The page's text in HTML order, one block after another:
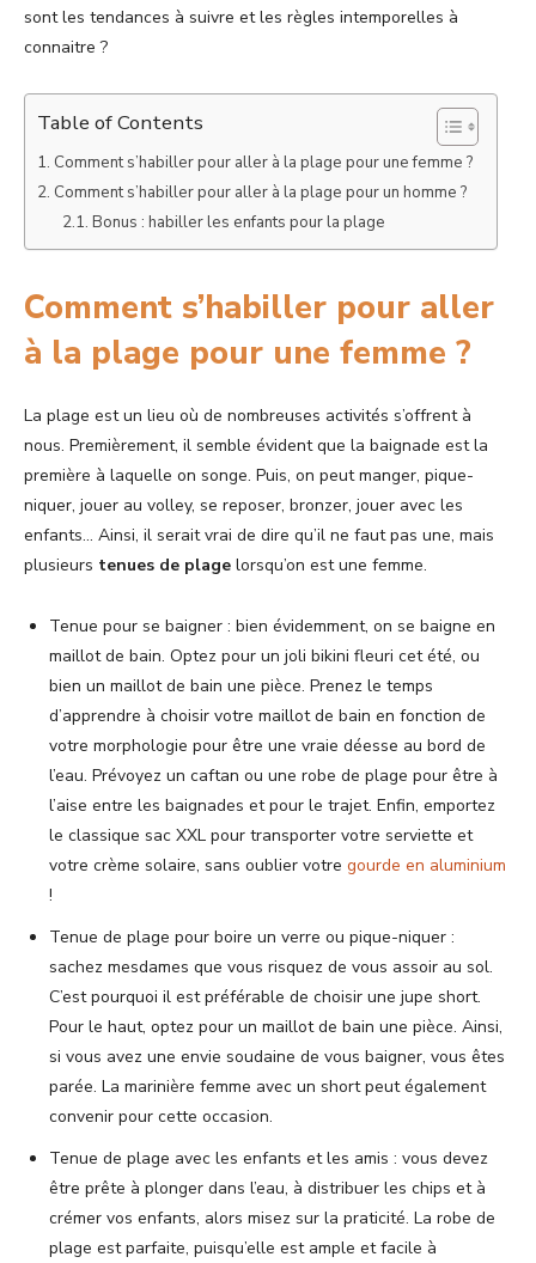
sont les tendances à suivre et les règles intemporelles à
connaitre ?
Table of Contents
Comment s’habiller pour aller à la plage pour une femme ?
Comment s’habiller pour aller à la plage pour un homme ?
Bonus : habiller les enfants pour la plage
Comment s’habiller pour aller
à la plage pour une femme ?
La plage est un lieu où de nombreuses activités s’offrent à
nous. Premièrement, il semble évident que la baignade est la
première à laquelle on songe. Puis, on peut manger, pique-
niquer, jouer au volley, se reposer, bronzer, jouer avec les
enfants… Ainsi, il serait vrai de dire qu’il ne faut pas une, mais
plusieurs tenues de plage lorsqu’on est une femme.
Tenue pour se baigner : bien évidemment, on se baigne en
maillot de bain. Optez pour un joli bikini fleuri cet été, ou
bien un maillot de bain une pièce. Prenez le temps
d’apprendre à choisir votre maillot de bain en fonction de
votre morphologie pour être une vraie déesse au bord de
l’eau. Prévoyez un caftan ou une robe de plage pour être à
l’aise entre les baignades et pour le trajet. Enfin, emportez
le classique sac XXL pour transporter votre serviette et
votre crème solaire, sans oublier votre gourde en aluminium
!
Tenue de plage pour boire un verre ou pique-niquer :
sachez mesdames que vous risquez de vous assoir au sol.
C’est pourquoi il est préférable de choisir une jupe short.
Pour le haut, optez pour un maillot de bain une pièce. Ainsi,
si vous avez une envie soudaine de vous baigner, vous êtes
parée. La marinière femme avec un short peut également
convenir pour cette occasion.
Tenue de plage avec les enfants et les amis : vous devez
être prête à plonger dans l’eau, à distribuer les chips et à
crémer vos enfants, alors misez sur la praticité. La robe de
plage est parfaite, puisqu’elle est ample et facile à